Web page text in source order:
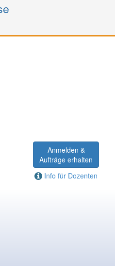
Anmelden &
Aufträge erhalten
Info für Dozenten